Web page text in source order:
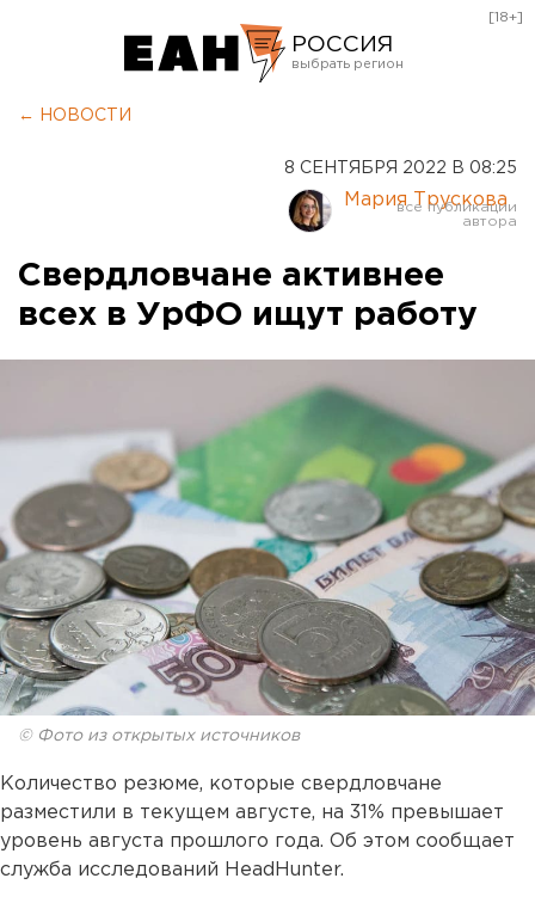
РОССИЯ
Курган
Оренбург
[18+]
← НОВОСТИ
8 СЕНТЯБРЯ 2022 В 08:25
Мария Трускова
Свердловчане активнее
всех в УрФО ищут работу
© Фото из открытых источников
Количество резюме, которые свердловчане
разместили в текущем августе, на 31% превышает
уровень августа прошлого года. Об этом сообщает
служба исследований HeadHunter.